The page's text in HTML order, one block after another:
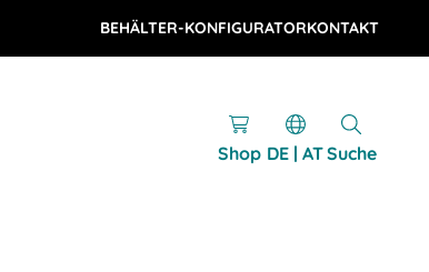
BEHÄLTER-KONFIGURATORKONTAKT
Shop DE | ATSuche